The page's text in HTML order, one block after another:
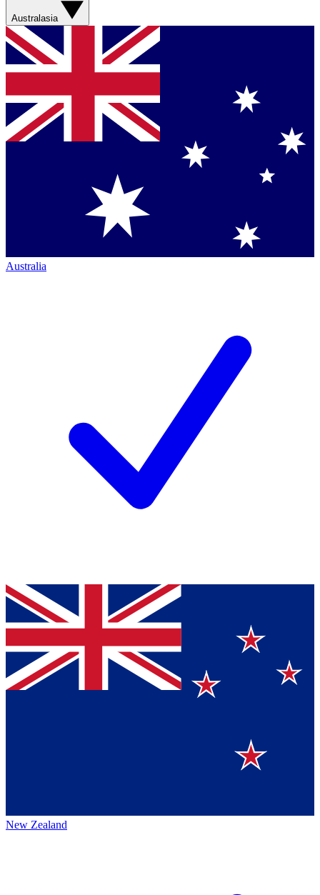
Australasia
Australia
New Zealand